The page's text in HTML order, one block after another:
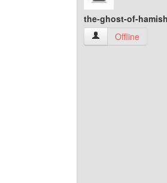
the-ghost-of-hamish
the-ghost-of-
Offline